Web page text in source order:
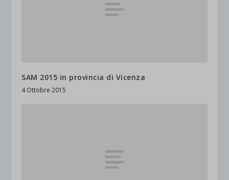
SAM 2015 in provincia di Vicenza
4 Ottobre 2015